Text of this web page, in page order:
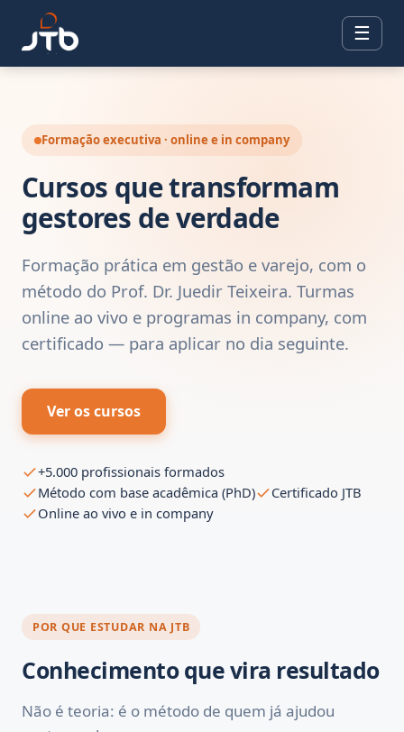
☰
Formação executiva · online e in company
Cursos que transformam
gestores de verdade
Formação prática em gestão e varejo, com o
método do Prof. Dr. Juedir Teixeira. Turmas
online ao vivo e programas in company, com
certificado — para aplicar no dia seguinte.
Ver os cursos
+5.000 profissionais formados
Método com base acadêmica (PhD)
Certificado JTB
Online ao vivo e in company
POR QUE ESTUDAR NA JTB
Conhecimento que vira resultado
Não é teoria: é o método de quem já ajudou